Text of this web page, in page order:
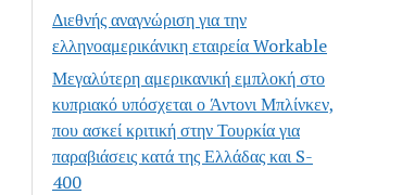
Διεθνής αναγνώριση για την
ελληνοαμερικάνικη εταιρεία Workable
Μεγαλύτερη αμερικανική εμπλοκή στο
κυπριακό υπόσχεται ο Άντονι Μπλίνκεν,
που ασκεί κριτική στην Τουρκία για
παραβιάσεις κατά της Ελλάδας και S-
400